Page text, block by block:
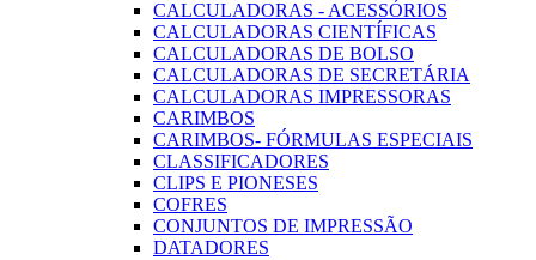
CALCULADORAS - ACESSÓRIOS
CALCULADORAS CIENTÍFICAS
CALCULADORAS DE BOLSO
CALCULADORAS DE SECRETÁRIA
CALCULADORAS IMPRESSORAS
CARIMBOS
CARIMBOS- FÓRMULAS ESPECIAIS
CLASSIFICADORES
CLIPS E PIONESES
COFRES
CONJUNTOS DE IMPRESSÃO
DATADORES